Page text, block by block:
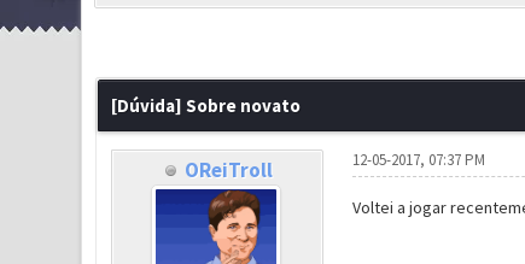
[Dúvida] Sobre novato
OReiTroll 12-05-2017, 07:37 PM
Voltei a jogar